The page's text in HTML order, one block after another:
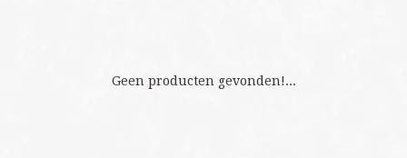
Geen producten gevonden!...